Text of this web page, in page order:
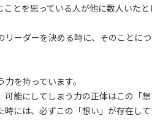
とを思っている人が他に数人いた
ーダーを決める時に、そのことに
を持っています。
能にしてしまう力の正体はこの「想
には、必ずこの「想い」が存在して